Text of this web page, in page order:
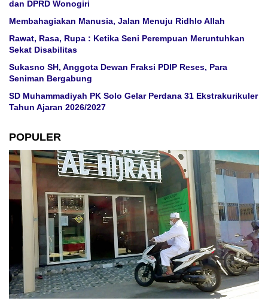
dan DPRD Wonogiri
Membahagiakan Manusia, Jalan Menuju Ridhlo Allah
Rawat, Rasa, Rupa : Ketika Seni Perempuan Meruntuhkan
Sekat Disabilitas
Sukasno SH, Anggota Dewan Fraksi PDIP Reses, Para
Seniman Bergabung
SD Muhammadiyah PK Solo Gelar Perdana 31 Ekstrakurikuler
Tahun Ajaran 2026/2027
POPULER